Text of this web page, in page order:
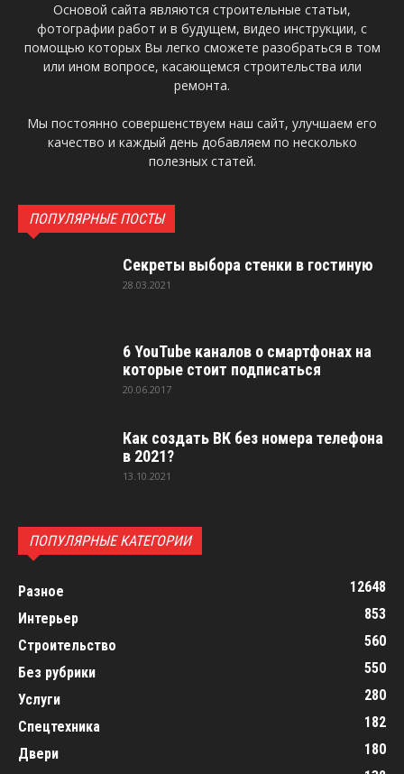
Основой сайта являются строительные статьи,
фотографии работ и в будущем, видео инструкции, с
помощью которых Вы легко сможете разобраться в том
или ином вопросе, касающемся строительства или
ремонта.
Мы постоянно совершенствуем наш сайт, улучшаем его
качество и каждый день добавляем по несколько
полезных статей.
ПОПУЛЯРНЫЕ ПОСТЫ
Секреты выбора стенки в гостиную
28.03.2021
6 YouTube каналов о смартфонах на
которые стоит подписаться
20.06.2017
Как создать ВК без номера телефона
в 2021?
13.10.2021
ПОПУЛЯРНЫЕ КАТЕГОРИИ
Разное
12648
Интерьер
853
Строительство
560
Без рубрики
550
Услуги
280
Спецтехника
182
Двери
180